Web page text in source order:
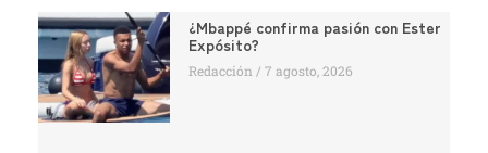
¿Mbappé confirma pasión con Ester
Expósito?
Redacción 7 agosto, 2026